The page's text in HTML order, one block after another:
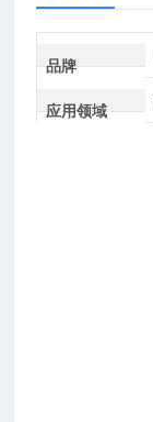
品牌
应用领域